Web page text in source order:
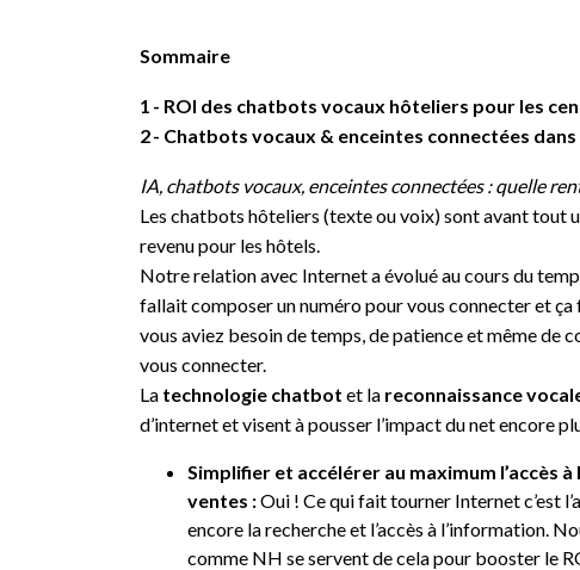
Sommaire
1
ROI des chatbots vocaux hôteliers pour les
2
Chatbots vocaux & enceintes connectées
IA, chatbots vocaux, enceintes connectées : quelle
Les chatbots hôteliers (texte ou voix) sont avant tout
revenu pour les hôtels.
Notre relation avec Internet a évolué au cours du
fallait composer un numéro pour vous connecter et ça
vous aviez besoin de temps, de patience et même de
vous connecter.
La technologie chatbot et la reconnaissance
d’internet et visent à pousser l’impact du net encore
Simplifier et accélérer au maximum l’accès
ventes :Oui ! Ce qui fait tourner Internet c’est
encore la recherche et l’accès à l’information.
comme NH se servent de cela pour booster le